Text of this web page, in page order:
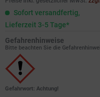
Sofort versandfertig,
Lieferzeit 3-5 Tage*
Gefahrenhinweise
Bitte beachten Sie die
Gefahrwort: Achtung!